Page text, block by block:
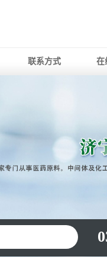
联系方式 在